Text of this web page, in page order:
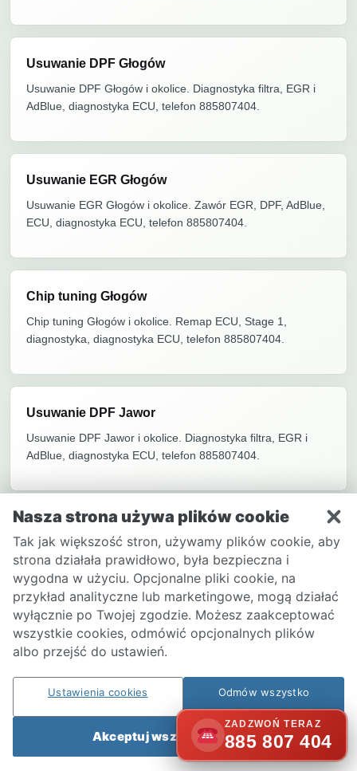
Usuwanie DPF Głogów
Usuwanie DPF Głogów i okolice. Diagnostyka filtra, EGR i
AdBlue, diagnostyka ECU, telefon 885807404.
Usuwanie EGR Głogów
Usuwanie EGR Głogów i okolice. Zawór EGR, DPF, AdBlue,
ECU, diagnostyka ECU, telefon 885807404.
Chip tuning Głogów
Chip tuning Głogów i okolice. Remap ECU, Stage 1,
diagnostyka, diagnostyka ECU, telefon 885807404.
Usuwanie DPF Jawor
Usuwanie DPF Jawor i okolice. Diagnostyka filtra, EGR i
AdBlue, diagnostyka ECU, telefon 885807404.
Usuwanie EGR Jawor
Usuwanie EGR Jawor i okolice. Zawór EGR, DPF, AdBlue,
ECU, diagnostyka ECU, telefon 885807404.
Chip tuning Jawor
diagnostyka, diagnostyka ECU, telefon 885807404.
ZADZWOŃ TERAZ
885 807 404
Nasza strona używa plików cookie
Tak jak większość stron, używamy plików cookie, aby
strona działała prawidłowo, była bezpieczna i
wygodna w użyciu. Opcjonalne pliki cookie, na
przykład analityczne lub marketingowe, mogą działać
wyłącznie po Twojej zgodzie. Możesz zaakceptować
wszystkie cookies, odmówić opcjonalnych plików
albo przejść do ustawień.
Akceptuj wszystkie cookies
Odmów wszystko
Ustawienia cookies